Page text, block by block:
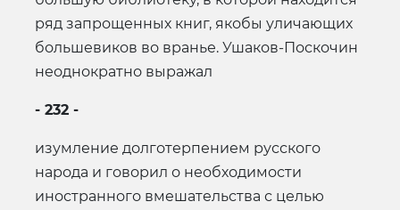
ряд запрощенных книг, якобы уличающих
большевиков во вранье. Ушаков-Поскочин
неоднократно выражал
- 232 -
изумление долготерпением русского
народа и говорил о необходимости
иностранного вмешательства с целью